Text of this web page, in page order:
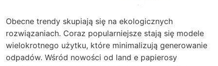
Obecne trendy skupiają się na ekologicznych
rozwiązaniach. Coraz popularniejsze stają się modele
wielokrotnego użytku, które minimalizują generowanie
odpadów. Wśród nowości od land e papierosy